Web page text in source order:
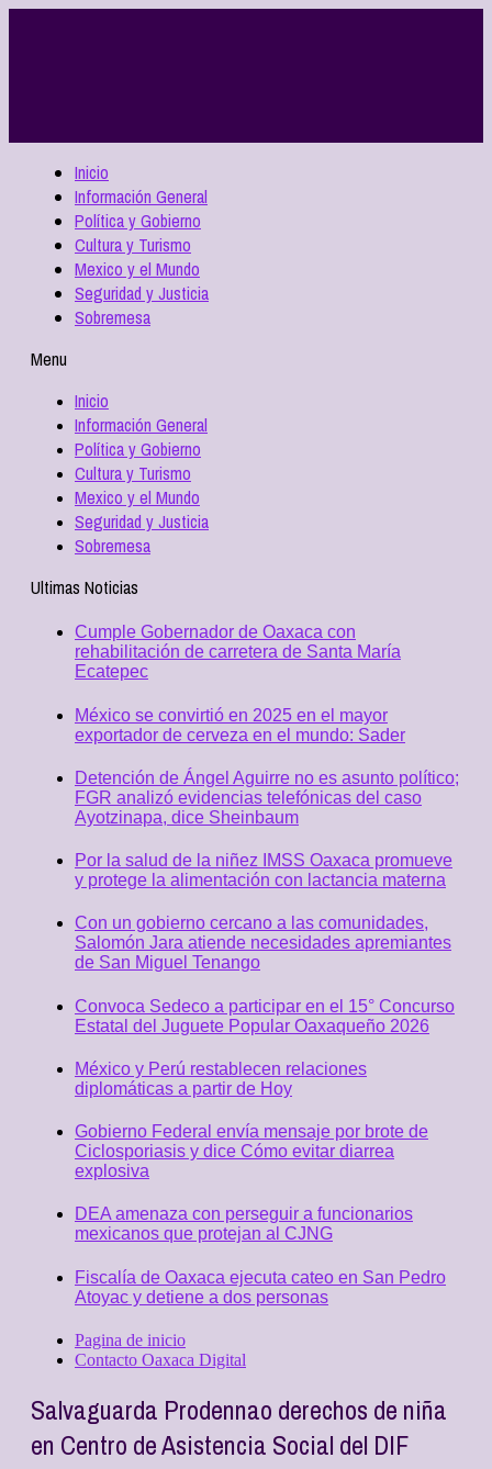
Inicio
Información General
Política y Gobierno
Cultura y Turismo
Mexico y el Mundo
Seguridad y Justicia
Sobremesa
Menu
Inicio
Información General
Política y Gobierno
Cultura y Turismo
Mexico y el Mundo
Seguridad y Justicia
Sobremesa
Ultimas Noticias
Cumple Gobernador de Oaxaca con
rehabilitación de carretera de Santa María
Ecatepec
México se convirtió en 2025 en el mayor
exportador de cerveza en el mundo: Sader
Detención de Ángel Aguirre no es asunto político;
FGR analizó evidencias telefónicas del caso
Ayotzinapa, dice Sheinbaum
Por la salud de la niñez IMSS Oaxaca promueve
y protege la alimentación con lactancia materna
Con un gobierno cercano a las comunidades,
Salomón Jara atiende necesidades apremiantes
de San Miguel Tenango
Convoca Sedeco a participar en el 15° Concurso
Estatal del Juguete Popular Oaxaqueño 2026
México y Perú restablecen relaciones
diplomáticas a partir de Hoy
Gobierno Federal envía mensaje por brote de
Ciclosporiasis y dice Cómo evitar diarrea
explosiva
DEA amenaza con perseguir a funcionarios
mexicanos que protejan al CJNG
Fiscalía de Oaxaca ejecuta cateo en San Pedro
Atoyac y detiene a dos personas
Pagina de inicio
Contacto Oaxaca Digital
Salvaguarda Prodennao derechos de niña
en Centro de Asistencia Social del DIF